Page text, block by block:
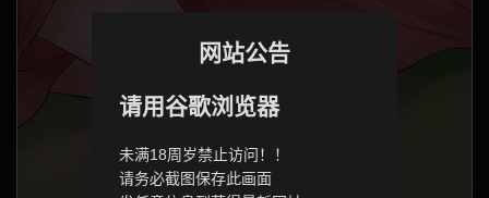
网站公告
请用谷歌浏览器
未满18周岁禁止访问！！
请务必截图保存此画面